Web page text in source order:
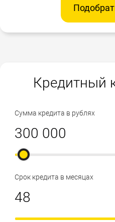
Кредитный
Сумма кредита в рублях
Срок кредита в месяцах